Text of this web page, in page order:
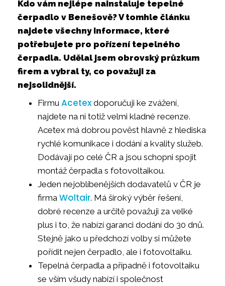
Kdo vám nejlépe nainstaluje tepelné
čerpadlo v Benešově? V tomhle článku
najdete všechny informace, které
potřebujete pro pořízení tepelného
čerpadla. Udělal jsem obrovský průzkum
firem a vybral ty, co považuji za
nejsolidnější.
Firmu Acetex doporučuji ke zvážení,
najdete na ni totiž velmi kladné recenze.
Acetex má dobrou pověst hlavně z hlediska
rychlé komunikace i dodání a kvality služeb.
Dodávají po celé ČR a jsou schopni spojit
montáž čerpadla s fotovoltaikou.
Jeden nejoblíbenějších dodavatelů v ČR je
firma Woltair. Má široký výběr řešení,
dobré recenze a určitě považuji za velké
plus i to, že nabízí garanci dodání do 30 dnů.
Stejně jako u předchozí volby si můžete
pořídit nejen čerpadlo, ale i fotovoltaiku.
Tepelná čerpadla a případně i fotovoltaiku
se vším všudy nabízí i společnost